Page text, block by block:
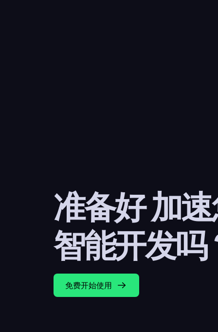
准备好 加
智能开发吗
免费开始使用